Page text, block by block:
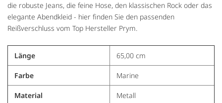
die robuste Jeans, die feine Hose, den klassischen Rock oder das
elegante Abendkleid - hier finden Sie den passenden
Reißverschluss vom Top Hersteller Prym.
Länge 65,00 cm
Farbe Marine
Material Metall